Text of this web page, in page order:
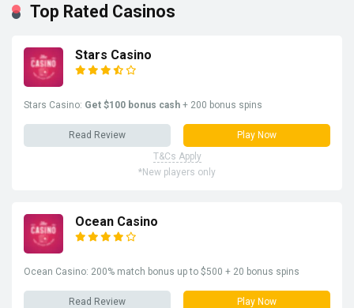
Top Rated Casinos
Stars Casino
Stars Casino: Get $100 bonus cash + 200 bonus spins
Read Review
Play Now
T&Cs Apply
*New players only
Ocean Casino
Ocean Casino: 200% match bonus up to $500 + 20 bonus spins
Read Review
Play Now